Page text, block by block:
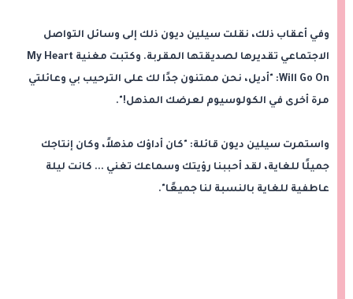
وفي أعقاب ذلك، نقلت سيلين ديون ذلك إلى وسائل التواصل
الاجتماعي تقديرها لصديقتها المقربة. وكتبت مغنية My Heart
Will Go On: "أديل، نحن ممتنون جدًا لك على الترحيب بي وعائلتي
مرة أخرى في الكولوسيوم لعرضك المذهل!".
واستمرت سيلين ديون قائلة: "كان أداؤك مذهلاً، وكان إنتاجك
جميلًا للغاية، لقد أحببنا رؤيتك وسماعك تغني ... كانت ليلة
عاطفية للغاية بالنسبة لنا جميعًا".